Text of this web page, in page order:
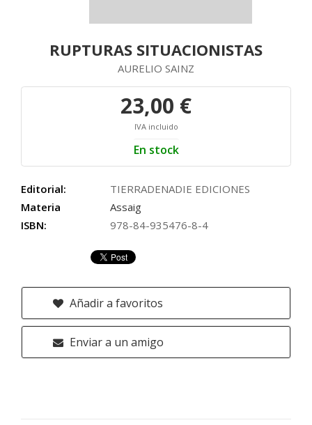
RUPTURAS SITUACIONISTAS
AURELIO SAINZ
23,00 €
IVA incluido
En stock
Editorial:
TIERRADENADIE EDICIONES
Materia
Assaig
ISBN:
978-84-935476-8-4
Añadir a favoritos
Enviar a un amigo